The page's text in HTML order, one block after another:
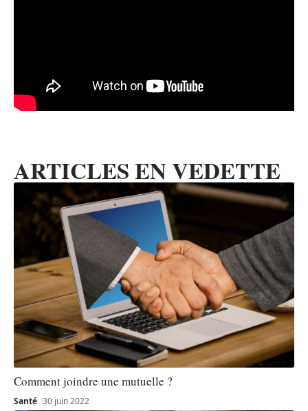
ARTICLES EN VEDETTE
Comment joindre une mutuelle ?
Santé 30 juin 2022